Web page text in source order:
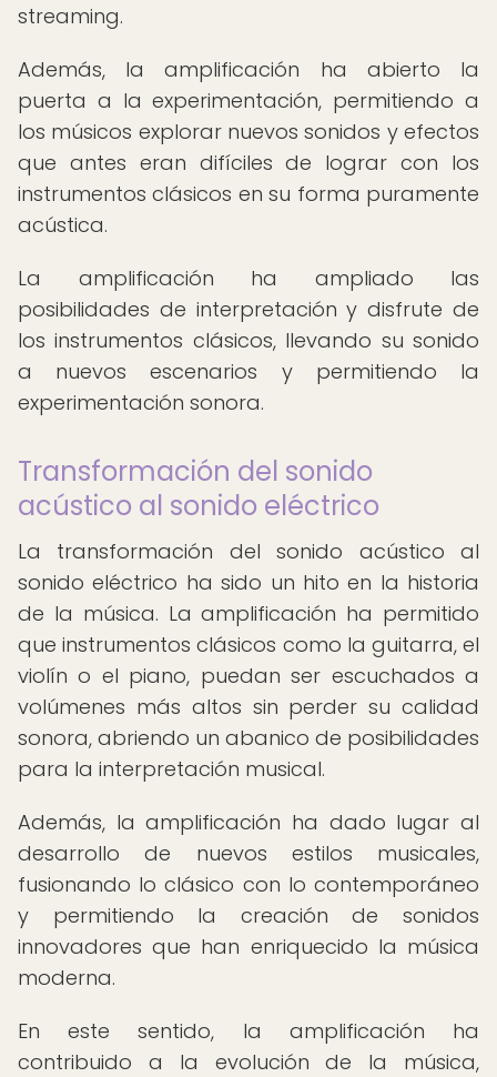
streaming.
Además, la amplificación ha abierto la
puerta a la experimentación, permitiendo a
los músicos explorar nuevos sonidos y efectos
que antes eran difíciles de lograr con los
instrumentos clásicos en su forma puramente
acústica.
La amplificación ha ampliado las
posibilidades de interpretación y disfrute de
los instrumentos clásicos, llevando su sonido
a nuevos escenarios y permitiendo la
experimentación sonora.
Transformación del sonido
acústico al sonido eléctrico
La transformación del sonido acústico al
sonido eléctrico ha sido un hito en la historia
de la música. La amplificación ha permitido
que instrumentos clásicos como la guitarra, el
violín o el piano, puedan ser escuchados a
volúmenes más altos sin perder su calidad
sonora, abriendo un abanico de posibilidades
para la interpretación musical.
Además, la amplificación ha dado lugar al
desarrollo de nuevos estilos musicales,
fusionando lo clásico con lo contemporáneo
y permitiendo la creación de sonidos
innovadores que han enriquecido la música
moderna.
En este sentido, la amplificación ha
contribuido a la evolución de la música,